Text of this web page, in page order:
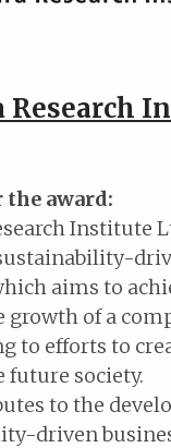
Research
the award:
Institute
aims to
growth of a
to efforts to
future society.
to the
driven